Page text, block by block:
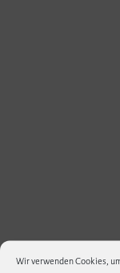
Wir verwenden Cookies,